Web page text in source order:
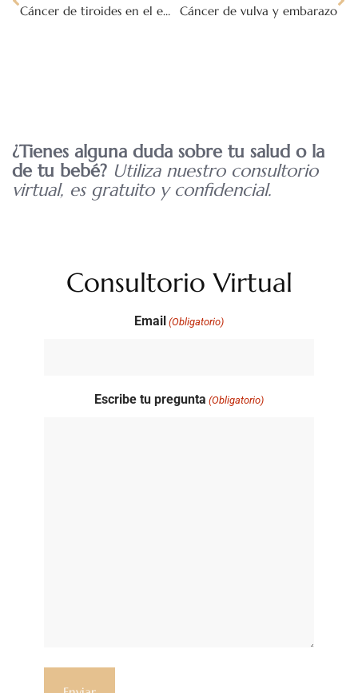
Cáncer de tiroides en el embarazo Cáncer de vulva y embarazo
¿Tienes alguna duda sobre tu salud o la
de tu bebé? Utiliza nuestro consultorio
virtual, es gratuito y confidencial.
Consultorio Virtual
Email (Obligatorio)
Escribe tu pregunta (Obligatorio)